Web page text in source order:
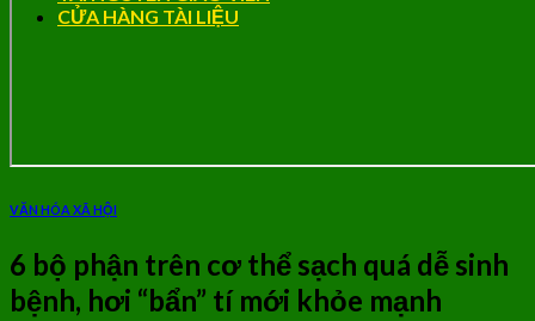
CỬA HÀNG TÀI LIỆU
VĂN HÓA XÃ HỘI
6 bộ phận trên cơ thể sạch quá dễ sinh
bệnh, hơi “bẩn” tí mới khỏe mạnh